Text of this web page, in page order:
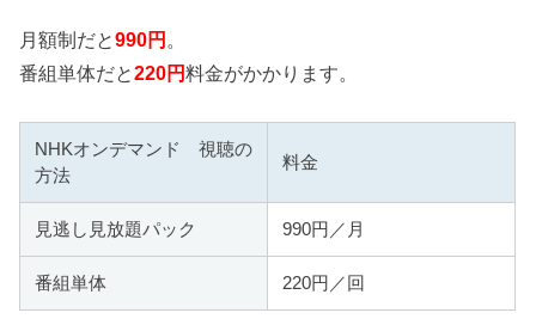
月額制だと990円 。
番組単体だと220円料金がかかります。
NHKオンデマンド 視聴の
方法
料金
見逃し見放題パック 990円／月
番組単体 220円／回